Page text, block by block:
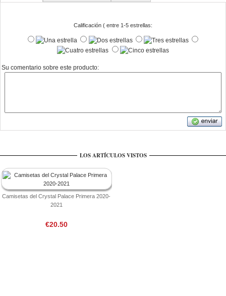
Calificación ( entre 1-5 estrellas:
Su comentario sobre este producto:
LOS ARTÍCULOS VISTOS
Camisetas del Crystal Palace Primera 2020-
2021
€20.50